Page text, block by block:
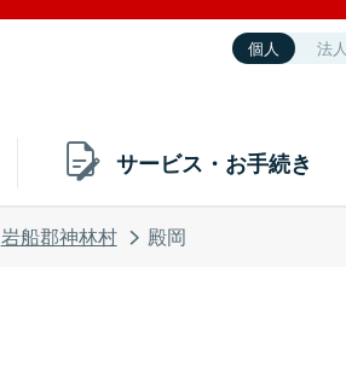
個人 法人
サービス・お手続き
岩船郡神林村 殿岡